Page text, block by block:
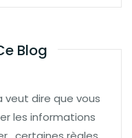
Blog
dire que vous
les informations